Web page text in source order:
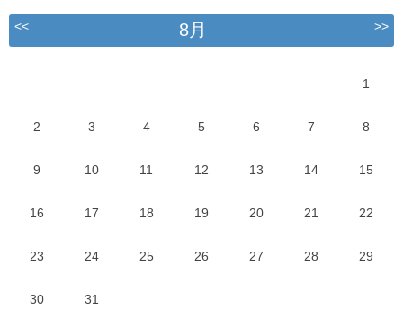
<< 8月 >>
1
2 3 4 5 6 7 8
9 10 11 12 13 14 15
16 17 18 19 20 21 22
23 24 25 26 27 28 29
30 31